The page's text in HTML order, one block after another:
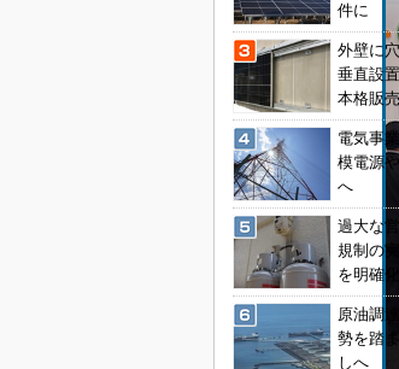
件に
外壁に
垂直設
本格販売
電気事
模電源
へ
過大な
規制の
を明確化
原油調
勢を踏
しへ